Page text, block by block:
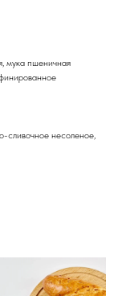
мука пшеничная
сливочное несоленое,